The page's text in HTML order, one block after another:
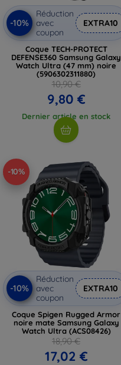
-10%
Réduction
avec
coupon
EXTRA10
Coque TECH-PROTECT
DEFENSE360 Samsung Galaxy
Watch Ultra (47 mm) noire
(5906302311880)
10,90 €
9,80 €
Dernier article en stock
-10%
-10%
Réduction
avec
coupon
EXTRA10
Coque Spigen Rugged Armor
noire mate Samsung Galaxy
Watch Ultra (ACS08426)
18,90 €
17,02 €